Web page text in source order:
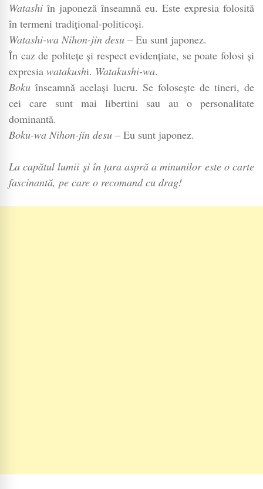
Watashi în japoneză înseamnă eu. Este expresia folosită
în termeni tradițional-politicoși.
Watashi-wa Nihon-jin desu – Eu sunt japonez.
În caz de politețe și respect evidențiate, se poate folosi și
expresia watakushi. Watakushi-wa.
Boku înseamnă același lucru. Se folosește de tineri, de
cei care sunt mai libertini sau au o personalitate
dominantă.
Boku-wa Nihon-jin desu – Eu sunt japonez.
La capătul lumii și în țara aspră a minunilor este o carte
fascinantă, pe care o recomand cu drag!